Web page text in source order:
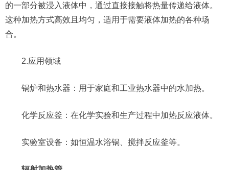
的一部分被浸入液体中，通过直接接触将热量传递给液体。
这种加热方式高效且均匀，适用于需要液体加热的各种场
合。
2.应用领域
锅炉和热水器：用于家庭和工业热水器中的水加热。
化学反应釜：在化学实验和生产过程中加热反应液体。
实验室设备：如恒温水浴锅、搅拌反应釜等。